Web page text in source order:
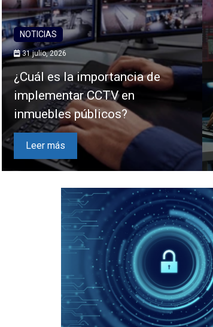
NOTICIAS
31 julio, 2026
¿Cuál es la importancia de
implementar CCTV en
inmuebles públicos?
Leer más